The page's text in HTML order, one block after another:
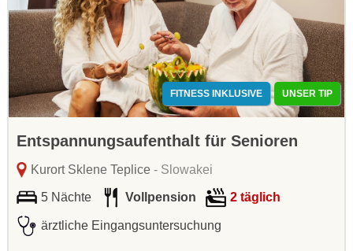
FITNESS INKLUSIVE UNSER TIP
Entspannungsaufenthalt für Senioren
Kurort Sklene Teplice- Slowakei
5 Nächte Vollpension 2 täglich
ärztliche Eingangsuntersuchung